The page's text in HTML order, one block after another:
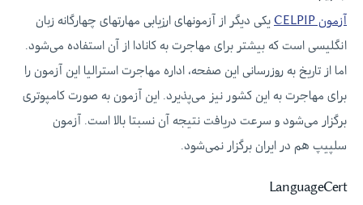
آزمون CELPIP
یکی دیگر از آزمونهای ارزیابی مهارتهای چهارگانه زبان
انگلیسی است که بیشتر برای مهاجرت به کانادا از آن استفاده می‌شود.
اما از تاریخ به روزرسانی این صفحه، اداره مهاجرت استرالیا این آزمون را
برای مهاجرت به این کشور نیز می‌پذیرد. این آزمون به صورت کامپوتری
برگزار می‌شود و سرعت دریافت نتیجه آن نسبتا بالا است. آزمون
سلپیپ هم در ایران برگزار نمی‌شود.
LanguageCert